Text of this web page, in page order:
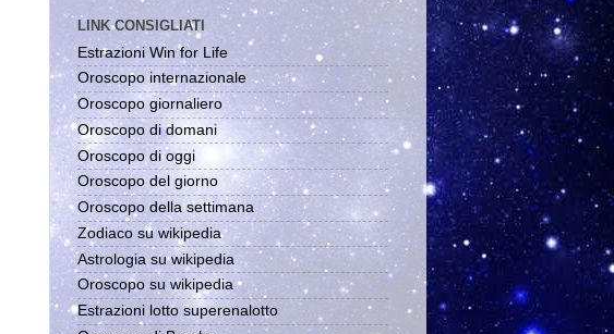
LINK CONSIGLIATI
Estrazioni Win for Life
Oroscopo internazionale
Oroscopo giornaliero
Oroscopo di domani
Oroscopo di oggi
Oroscopo del giorno
Oroscopo della settimana
Zodiaco su wikipedia
Astrologia su wikipedia
Oroscopo su wikipedia
Estrazioni lotto superenalotto